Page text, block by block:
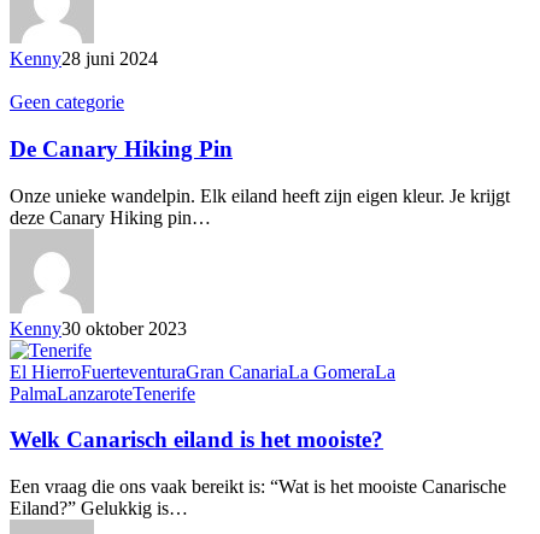
Kenny28 juni 2024
Geen categorie
De Canary Hiking Pin
Onze unieke wandelpin. Elk eiland heeft zijn eigen kleur. Je krijgt
deze Canary Hiking pin…
Kenny30 oktober 2023
El HierroFuerteventuraGran CanariaLa GomeraLa
PalmaLanzaroteTenerife
Welk Canarisch eiland is het mooiste?
Een vraag die ons vaak bereikt is: “Wat is het mooiste Canarische
Eiland?” Gelukkig is…